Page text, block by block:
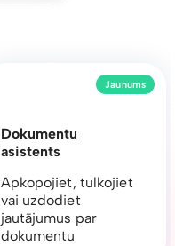
Dokumentu
asistents
Apkopojiet, tulkojiet
vai uzdodiet
jautājumus par
dokumentu
Jaunums